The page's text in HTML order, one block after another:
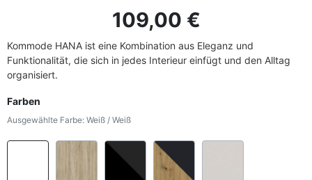
109,00 €
Kommode HANA ist eine Kombination aus Eleganz und
Funktionalität, die sich in jedes Interieur einfügt und den Alltag
organisiert.
Farben
Ausgewählte Farbe: Weiß / Weiß
Weiß / WeißSonoma EicheSchwarz / Schwarz matt